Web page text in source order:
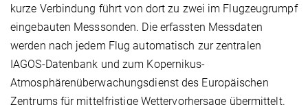
kurze Verbindung führt von dort zu zwei im Flugzeugrumpf
eingebauten Messsonden. Die erfassten Messdaten
werden nach jedem Flug automatisch zur zentralen
IAGOS-Datenbank und zum Kopernikus-
Atmosphärenüberwachungsdienst des Europäischen
Zentrums für mittelfristige Wettervorhersage übermittelt.